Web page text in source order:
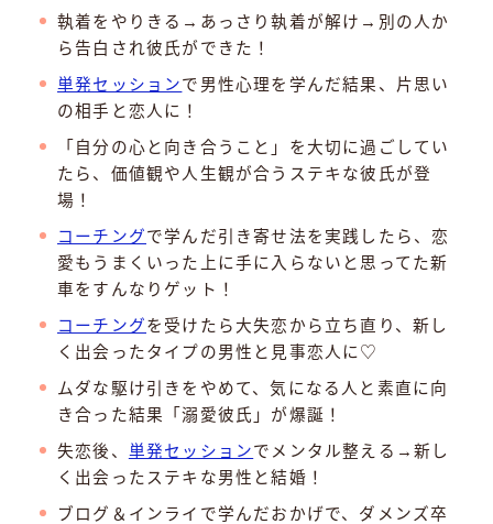
執着をやりきる→あっさり執着が解け→別の人か
ら告白され彼氏ができた！
単発セッションで男性心理を学んだ結果、片思い
の相手と恋人に！
「自分の心と向き合うこと」を大切に過ごしてい
たら、価値観や人生観が合うステキな彼氏が登
場！
コーチングで学んだ引き寄せ法を実践したら、恋
愛もうまくいった上に手に入らないと思ってた新
車をすんなりゲット！
コーチングを受けたら大失恋から立ち直り、新し
く出会ったタイプの男性と見事恋人に♡
ムダな駆け引きをやめて、気になる人と素直に向
き合った結果「溺愛彼氏」が爆誕！
失恋後、 単発セッションでメンタル整える→新し
く出会ったステキな男性と結婚！
ブログ＆インライで学んだおかげで、ダメンズ卒